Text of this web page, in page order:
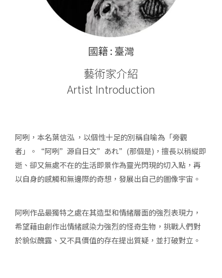
國籍 : 臺灣
藝術家介紹
Artist Introduction
阿咧，本名葉信泓 ，以個性十足的別稱自喻為「旁觀
者」。“阿咧”源自日文”あれ”(那個是)，擅長以稍縱即
逝、卻又無處不在的生活即景作為靈光閃現的切入點，再
以自身的感觸和無邊際的奇想，發展出自己的圖像宇宙。
阿咧作品最獨特之處在其造型和情緒層面的強烈表現力，
希望藉由創作出情緒感染力強烈的怪奇生物，挑戰人們對
於貌似醜露、又不具價值的存在提出質疑，並打破對立。